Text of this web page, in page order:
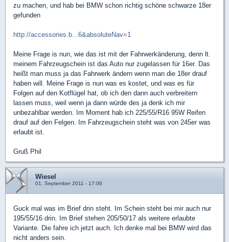
zu machen, und hab bei BMW schon richtig schöne schwarze 18er
gefunden
http://accessories.b...6&absoluteNav=1
Meine Frage is nun, wie das ist mit der Fahrwerkänderung, denn lt.
meinem Fahrzeugschein ist das Auto nur zugelassen für 16er. Das
heißt man muss ja das Fahrwerk ändern wenn man die 18er drauf
haben will. Meine Frage is nun was es kostet, und was es für
Folgen auf den Kotflügel hat, ob ich den dann auch verbreitern
lassen muss, weil wenn ja dann würde des ja denk ich mir
unbezahlbar werden. Im Moment hab ich 225/55/R16 95W Reifen
drauf auf den Felgen. Im Fahrzeugschein steht was von 245er was
erlaubt ist.
Gruß Phil
Wiesel
01. September 2011 - 17:06
Guck mal was im Brief drin steht. Im Schein steht bei mir auch nur
195/55/16 drin. Im Brief stehen 205/50/17 als weitere erlaubte
Variante. Die fahre ich jetzt auch. Ich denke mal bei BMW wird das
nicht anders sein.